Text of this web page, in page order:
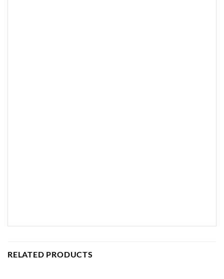
RELATED PRODUCTS